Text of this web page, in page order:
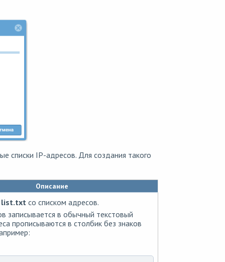
списки IP-адресов. Для создания такого
Описание
list.txtсо списком адресов.
записывается в обычный текстовый
прописываются в столбик без знаков